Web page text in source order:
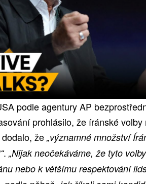
podle agentury AP
prohlásilo, že íránské volby
že„významné množství
. „Nijak neočekáváme, že tyto
nebo k většímu respektování